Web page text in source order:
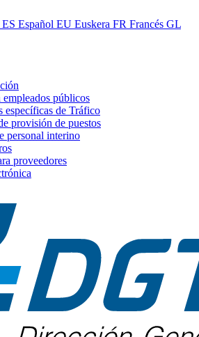
ES Español EU Euskera FR Francés GL
empleados públicos
específicas de Tráfico
provisión de puestos
personal interino
proveedores